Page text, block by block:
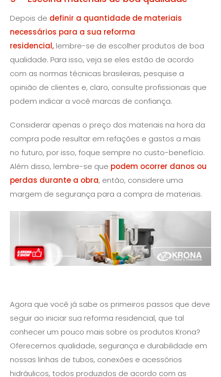
Depois de definir a quantidade de materiais
necessários para a sua reforma
residencial, lembre-se de escolher produtos de boa
qualidade. Para isso, veja se eles estão de acordo
com as normas técnicas brasileiras, pesquise a
opinião de clientes e, claro, consulte profissionais que
podem indicar a você marcas de confiança.
Considerar apenas o preço dos materiais na hora da
compra pode resultar em refações e gastos a mais
no futuro, por isso, foque sempre no custo-benefício.
Além disso, lembre-se que podem ocorrer danos ou
perdas durante a obra, então, considere uma
margem de segurança para a compra de materiais.
Agora que você já sabe os primeiros passos que deve
seguir ao iniciar sua reforma residencial, que tal
conhecer um pouco mais sobre os produtos Krona?
Oferecemos qualidade, segurança e durabilidade em
nossas linhas de tubos, conexões e acessórios
hidráulicos, todos produzidos de acordo com as